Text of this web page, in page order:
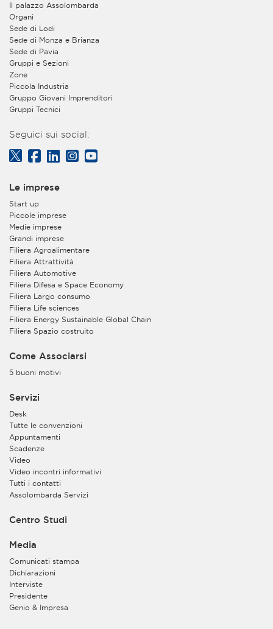
Il palazzo Assolombarda
Organi
Sede di Lodi
Sede di Monza e Brianza
Sede di Pavia
Gruppi e Sezioni
Zone
Piccola Industria
Gruppo Giovani Imprenditori
Gruppi Tecnici
Seguici sui social:
Le imprese
Start up
Piccole imprese
Medie imprese
Grandi imprese
Filiera Agroalimentare
Filiera Attrattività
Filiera Automotive
Filiera Difesa e Space Economy
Filiera Largo consumo
Filiera Life sciences
Filiera Energy Sustainable Global Chain
Filiera Spazio costruito
Come Associarsi
5 buoni motivi
Servizi
Desk
Tutte le convenzioni
Appuntamenti
Scadenze
Video
Video incontri informativi
Tutti i contatti
Assolombarda Servizi
Centro Studi
Media
Comunicati stampa
Dichiarazioni
Interviste
Presidente
Genio & Impresa